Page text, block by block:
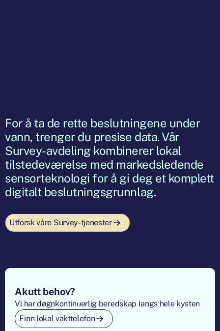
For å ta de rette beslutningene under
vann, trenger du presise data. Vår
Survey-avdeling kombinerer lokal
tilstedeværelse med markedsledende
sensorteknologi for å gi deg et komplett
digitalt beslutningsgrunnlag.
Utforsk våre Survey-tjenester
Footer
Akutt behov?
Vi har døgnkontinuerlig beredskap langs hele kysten
Finn lokal vakttelefon